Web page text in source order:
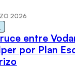
2026
entre
por Plan